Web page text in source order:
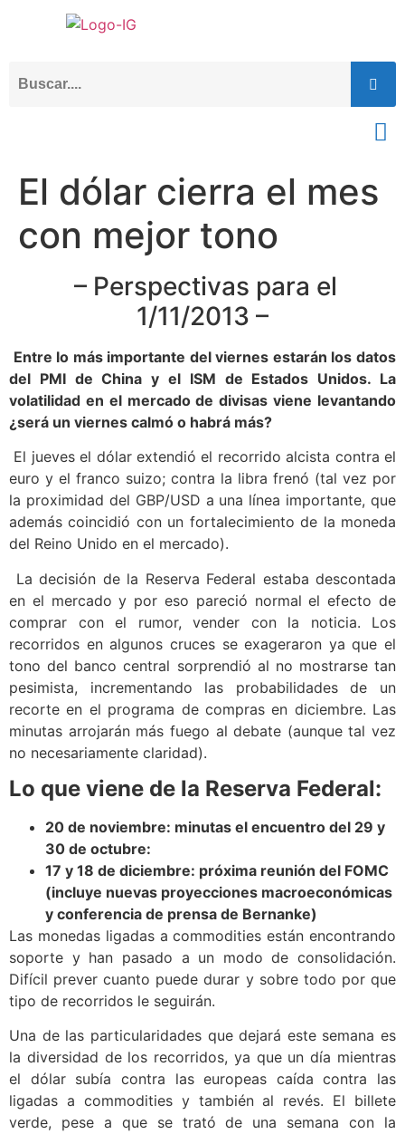
El dólar cierra el mes
con mejor tono
– Perspectivas para el
1/11/2013 –
Entre lo más importante del viernes estarán los datos
del PMI de China y el ISM de Estados Unidos. La
volatilidad en el mercado de divisas viene levantando
¿será un viernes calmó o habrá más?
El jueves el dólar extendió el recorrido alcista contra el
euro y el franco suizo; contra la libra frenó (tal vez por
la proximidad del GBP/USD a una línea importante, que
además coincidió con un fortalecimiento de la moneda
del Reino Unido en el mercado).
La decisión de la Reserva Federal estaba descontada
en el mercado y por eso pareció normal el efecto de
comprar con el rumor, vender con la noticia. Los
recorridos en algunos cruces se exageraron ya que el
tono del banco central sorprendió al no mostrarse tan
pesimista, incrementando las probabilidades de un
recorte en el programa de compras en diciembre. Las
minutas arrojarán más fuego al debate (aunque tal vez
no necesariamente claridad).
Lo que viene de la Reserva Federal:
20 de noviembre: minutas el encuentro del 29 y
30 de octubre:
17 y 18 de diciembre: próxima reunión del FOMC
(incluye nuevas proyecciones macroeconómicas
y conferencia de prensa de Bernanke)
Las monedas ligadas a commodities están encontrando
soporte y han pasado a un modo de consolidación.
Difícil prever cuanto puede durar y sobre todo por que
tipo de recorridos le seguirán.
Una de las particularidades que dejará este semana es
la diversidad de los recorridos, ya que un día mientras
el dólar subía contra las europeas caída contra las
ligadas a commodities y también al revés. El billete
verde, pese a que se trató de una semana con la